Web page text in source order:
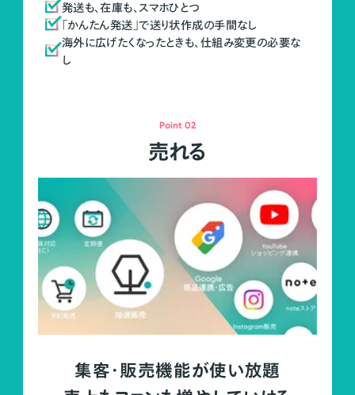
発送も、在庫も、スマホひとつ
「かんたん発送」で送り状作成の手間なし
海外に広げたくなったときも、仕組み変更の必要な
し
Point 02
売れる
集客・販売機能が使い放題